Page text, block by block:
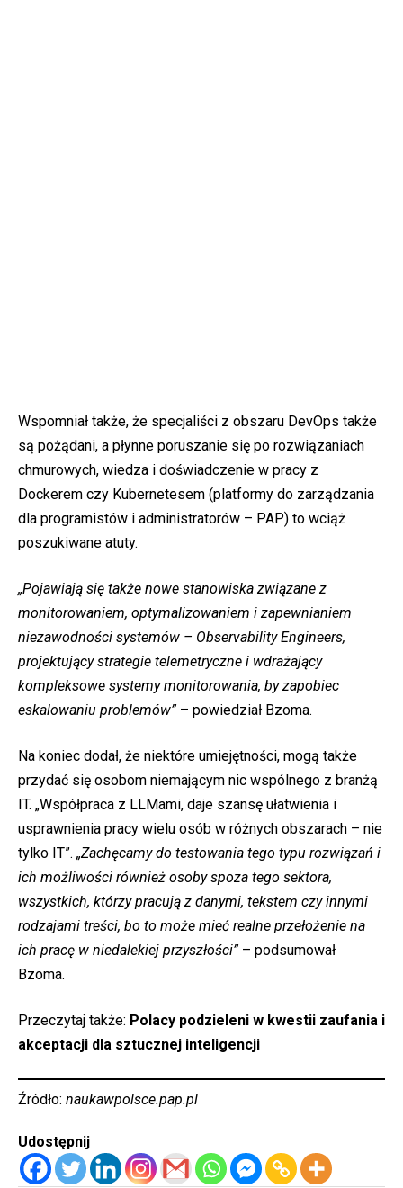
Wspomniał także, że specjaliści z obszaru DevOps także
są pożądani, a płynne poruszanie się po rozwiązaniach
chmurowych, wiedza i doświadczenie w pracy z
Dockerem czy Kubernetesem (platformy do zarządzania
dla programistów i administratorów – PAP) to wciąż
poszukiwane atuty.
„Pojawiają się także nowe stanowiska związane z
monitorowaniem, optymalizowaniem i zapewnianiem
niezawodności systemów – Observability Engineers,
projektujący strategie telemetryczne i wdrażający
kompleksowe systemy monitorowania, by zapobiec
eskalowaniu problemów”– powiedział Bzoma.
Na koniec dodał, że niektóre umiejętności, mogą także
przydać się osobom niemającym nic wspólnego z branżą
IT. „Współpraca z LLMami, daje szansę ułatwienia i
usprawnienia pracy wielu osób w różnych obszarach – nie
tylko IT”. „Zachęcamy do testowania tego typu rozwiązań i
ich możliwości również osoby spoza tego sektora,
wszystkich, którzy pracują z danymi, tekstem czy innymi
rodzajami treści, bo to może mieć realne przełożenie na
ich pracę w niedalekiej przyszłości”– podsumował
Bzoma.
Przeczytaj także: Polacy podzieleni w kwestii zaufania i
akceptacji dla sztucznej inteligencji
Źródło: naukawpolsce.pap.pl
Udostępnij